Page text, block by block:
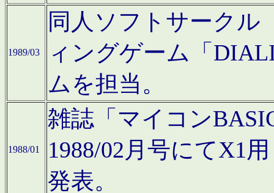
1989/03
同人ソフトサークル
ィングゲーム「
ムを担当。
1988/01
雑誌「マイコン
1988/02月号にてX1
発表。